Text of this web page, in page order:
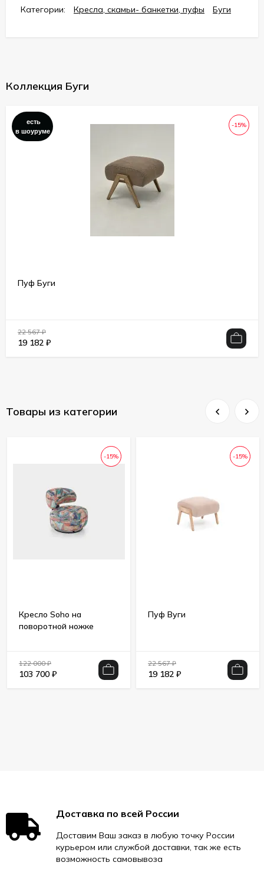
Категории: Кресла, скамьи- банкетки, пуфы Буги
Коллекция Буги
-15%
есть
в шоуруме
Пуф Буги
22 567₽
19 182 ₽
Товары из категории
-15%
Кресло Soho на
поворотной ножке
122 000₽
103 700 ₽
-15%
Пуф Вуги
22 567₽
19 182 ₽
Доставка по всей России
Доставим Ваш заказ в любую точку России
курьером или службой доставки, так же есть
возможность самовывоза